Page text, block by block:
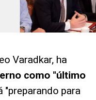
Varadkar, ha
como "último
para